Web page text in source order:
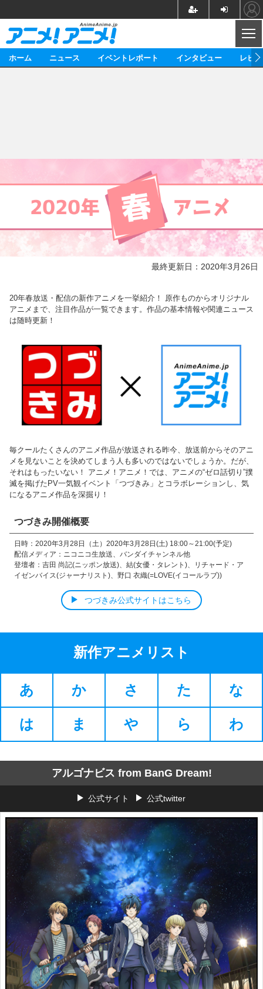
音楽 声優
グッズ
イベント 海外
ライブ 舞台
海外イベント ビジネス
スタッフ 声優
俳優・タレント アーティスト
ビジネス
レビュー
アニメ 実写
書評 イベント
ゲーム 座談会
動画
アニメ 映画/ドラマ
アニメ！アニメ！TV ABEMA Cafe
連載・コラム
ホーム ニュース イベントレポート インタビュー レビ
2020年春
最終更新日：2020年3月26日
20年春放送・配信の新作アニメを一挙紹介！ 原作ものからオリジナル
アニメまで、注目作品が一覧できます。作品の基本情報や関連ニュース
は随時更新！
毎クールたくさんのアニメ作品が放送される昨今、放送前からそのアニ
メを見ないことを決めてしまう人も多いのではないでしょうか。だが、
それはもったいない！ アニメ！アニメ！では、アニメの“ゼロ話切り”撲
滅を掲げたPV一気観イベント「つづきみ」とコラボレーションし、気
になるアニメ作品を深掘り！
つづきみ開催概要
日時：2020年3月28日（土）2020年3月28日(土) 18:00～21:00(予定)
配信メディア：ニコニコ生放送、バンダイチャンネル他
登壇者：吉田 尚記(ニッポン放送)、結(女優・タレント)、リチャード・ア
イゼンバイス(ジャーナリスト)、野口 衣織(=LOVE(イコールラブ))
つづきみ公式サイトはこちら
新作アニメリスト
あ か さ た な
は ま や ら わ
アルゴナビス from BanG Dream!
公式サイト 公式twitter